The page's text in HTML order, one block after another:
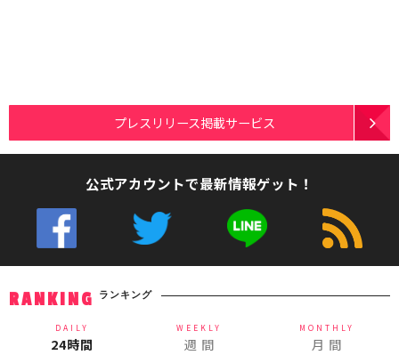
プレスリリース掲載サービス
公式アカウントで最新情報ゲット！
RANKING ランキング
DAILY
24時間
WEEKLY
週 間
MONTHLY
月 間